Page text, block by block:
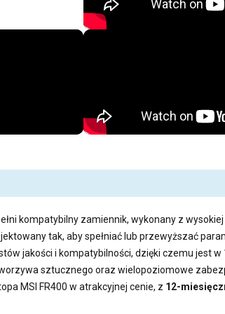
kompatybilny zamiennik, wykonany z
tak, aby spełniać lub przewyższać
jakości i kompatybilności, dzięki czemu jest w
sztucznego oraz wielopoziomowe
MSI FR400 w atrakcyjnej cenie, z 12-